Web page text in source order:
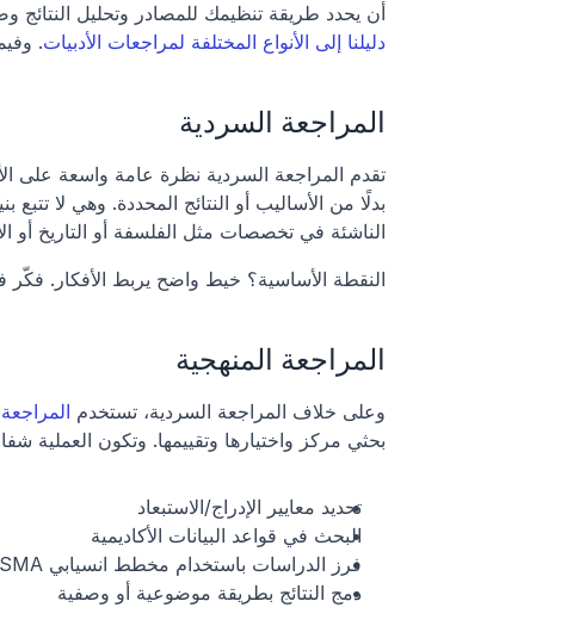
أن يحدد طريقة تنظيمك للمصادر وتحليل
دليلنا إلى الأنواع المختلفة لمراجعات الأدبيات.
المراجعة السردية
تقدم المراجعة السردية نظرة عامة واسعة على
الناشئة في تخصصات مثل الفلسفة أو التاريخ أو
النقطة الأساسية؟ خيط واضح يربط الأفكار.
المراجعة المنهجية
وعلى خلاف المراجعة السردية، تستخدم
بحثي مركز واختيارها وتقييمها. وتكون العملية
تحديد معايير الإدراج/الاستبعاد
البحث في قواعد البيانات الأكاديمية
فرز الدراسات باستخدام مخطط انسيابي PRISMA
دمج النتائج بطريقة موضوعية أو وصفية